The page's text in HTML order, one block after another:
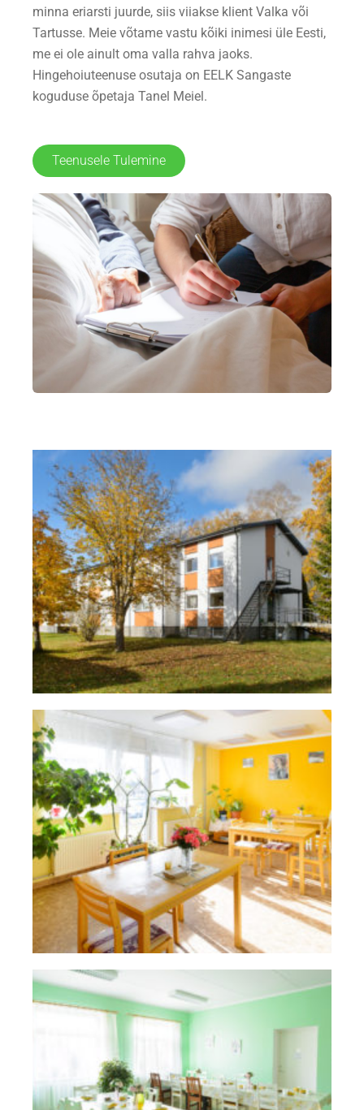
minna eriarsti juurde, siis viiakse klient Valka või
Tartusse. Meie võtame vastu kõiki inimesi üle Eesti,
me ei ole ainult oma valla rahva jaoks.
Hingehoiuteenuse osutaja on EELK Sangaste
koguduse õpetaja Tanel Meiel.
Teenusele Tulemine